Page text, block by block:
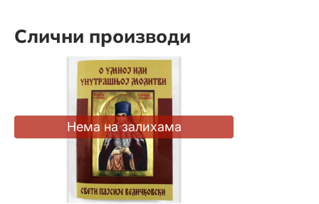
Слични производи